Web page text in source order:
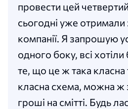
провести цей
сьогодні уже отримали
компанії. Я запрошую
одного боку, всі
те, що це ж така класна
класна схема, можна ж
гроші на смітті. Будь